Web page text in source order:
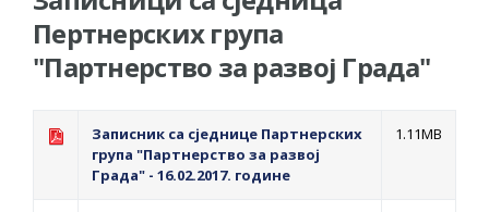
Пертнерских група
"Партнерство за развој Града"
Записник са сједнице Партнерских
група "Партнерство за развој
Града" - 16.02.2017. године
1.11MB